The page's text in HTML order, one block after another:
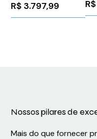
R$ 3.797,99 R$
Nossos pilares de
Mais do que fornecer